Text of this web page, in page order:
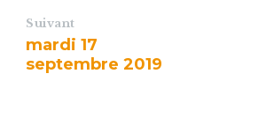
Suivant
mardi 17
septembre 2019